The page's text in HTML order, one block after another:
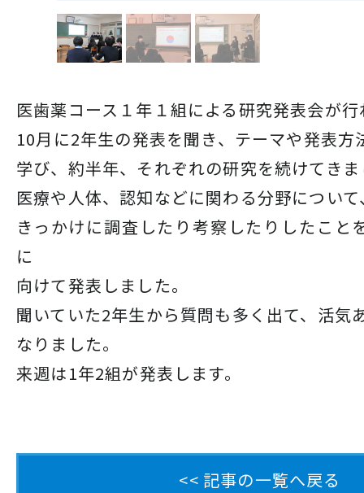
医歯薬コース１年１組による研究発表会が
10月に2年生の発表を聞き、テーマや発表方
学び、約半年、それぞれの研究を続けてき
医療や人体、認知などに関わる分野につい
きっかけに調査したり考察したりしたこと
に
向けて発表しました。
聞いていた2年生から質問も多く出て、活気
なりました。
来週は1年2組が発表します。
<< 記事の一覧へ戻る